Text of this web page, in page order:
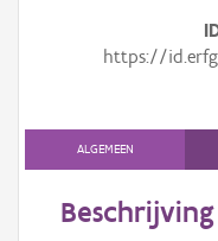
Thema
Persoon of collectief
https://
ALGEMEEN
Beschrijving